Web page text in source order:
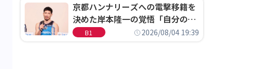
京都ハンナリーズへの電撃移籍を
決めた岸本隆一の覚悟「自分のエ
ゴというちっぽけなことのため
B1 2026/08/04 19:39